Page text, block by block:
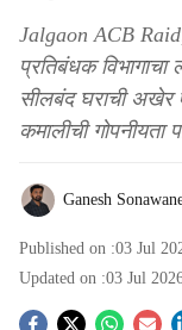
Jalgaon ACB
प्रतिबंधक
सीलबंद घराची अखेर
कमालीची गोपनीयता
Ganesh
Published on :03 Jul
Updated on :03 Jul